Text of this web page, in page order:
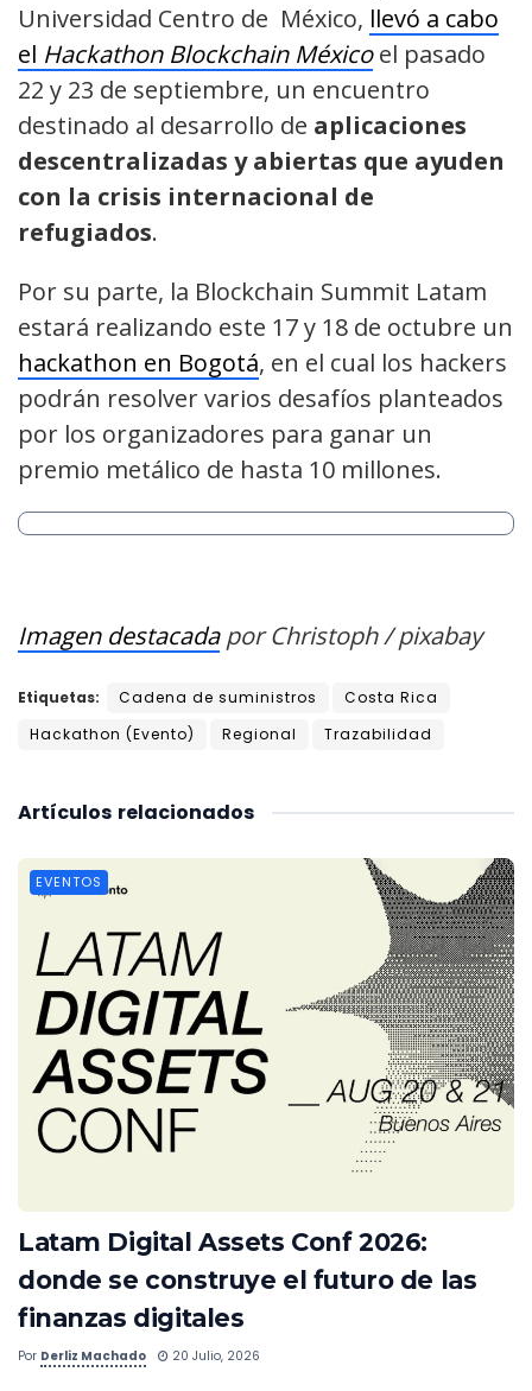
Universidad Centro de México, llevó a cabo
el Hackathon Blockchain Méxicoel pasado
22 y 23 de septiembre, un encuentro
destinado al desarrollo de aplicaciones
descentralizadas y abiertas que ayuden
con la crisis internacional de
refugiados.
Por su parte, la Blockchain Summit Latam
estará realizando este 17 y 18 de octubre un
hackathon en Bogotá, en el cual los hackers
podrán resolver varios desafíos planteados
por los organizadores para ganar un
premio metálico de hasta 10 millones.
Imagen destacadapor Christoph / pixabay
Etiquetas: Cadena de suministros
Costa Rica
Hackathon (Evento)
Regional Trazabilidad
relacionados
Artículos
EVENTOS
Latam Digital Assets Conf 2026:
donde se construye el futuro de las
finanzas digitales
Por Derliz Machado 20 Julio, 2026